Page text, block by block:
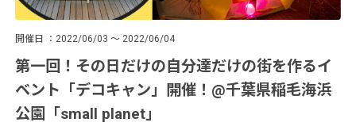
開催日 2022/06/03 ～ 2022/06/04
第一回！その日だけの自分達だけの街を作るイ
ベント「デコキャン」開催！@千葉県稲毛海浜
公園「small planet」